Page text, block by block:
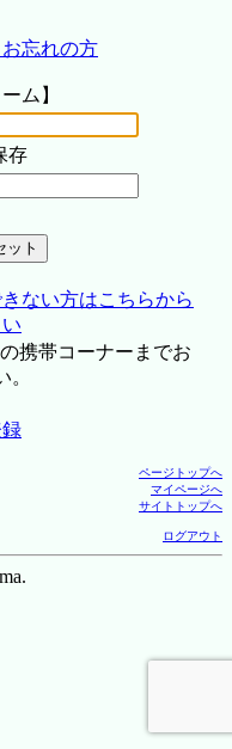
忘れの方
ム】
存
ない方はこちらから
携帯コーナーまでお
。
ページトップへ
マイページへ
サイトトップへ
ログアウト